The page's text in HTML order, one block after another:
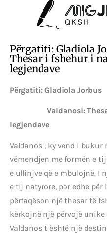
Përgatiti: Gladiola
Thesar i fshehur i
legjendave
Përgatiti: Gladiola Jorbus
Valdanosi: Thesar i
legjendave
Valdanosi, ky vend i bukur
vëmendjen me formën e
e ullinjve që e mbulojnë. I
e tij natyrore, por edhe për
përfaqëson një thesar të
kërkojnë një përvojë unike
Valdanosit është një